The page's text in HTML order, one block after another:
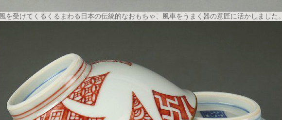
風を受けてくるくるまわる日本の伝統的なおもちゃ、風車をうまく器の意匠に活かしました。